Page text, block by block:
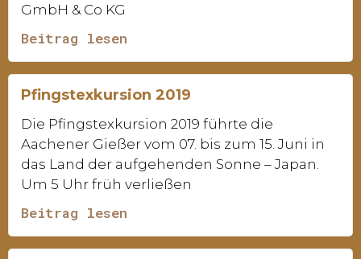
GmbH & Co KG
Beitrag lesen
Pfingstexkursion 2019
Die Pfingstexkursion 2019 führte die
Aachener Gießer vom 07. bis zum 15. Juni in
das Land der aufgehenden Sonne – Japan.
Um 5 Uhr früh verließen
Beitrag lesen